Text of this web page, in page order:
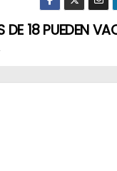
DE 18 PUEDEN